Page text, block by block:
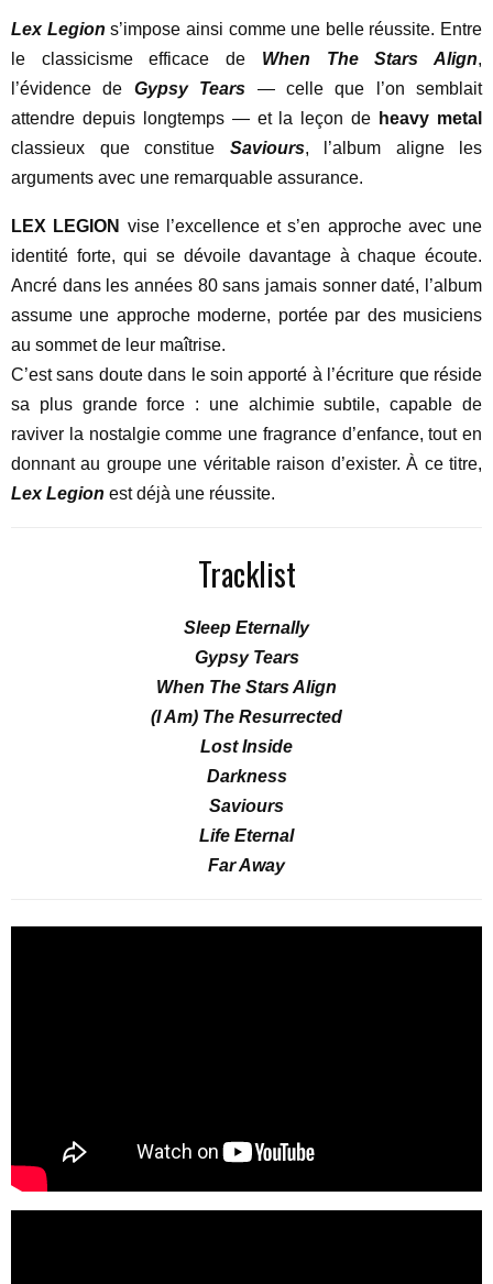
Lex Legion s’impose ainsi comme une belle réussite. Entre
le classicisme efficace de When The Stars Align,
l’évidence de Gypsy Tears — celle que l’on semblait
attendre depuis longtemps — et la leçon de heavy metal
classieux que constitue Saviours, l’album aligne les
arguments avec une remarquable assurance.
LEX LEGION vise l’excellence et s’en approche avec une
identité forte, qui se dévoile davantage à chaque écoute.
Ancré dans les années 80 sans jamais sonner daté, l’album
assume une approche moderne, portée par des musiciens
au sommet de leur maîtrise.
C’est sans doute dans le soin apporté à l’écriture que réside
sa plus grande force : une alchimie subtile, capable de
raviver la nostalgie comme une fragrance d’enfance, tout en
donnant au groupe une véritable raison d’exister. À ce titre,
Lex Legion est déjà une réussite.
Tracklist
Sleep Eternally
Gypsy Tears
When The Stars Align
(I Am) The Resurrected
Lost Inside
Darkness
Saviours
Life Eternal
Far Away